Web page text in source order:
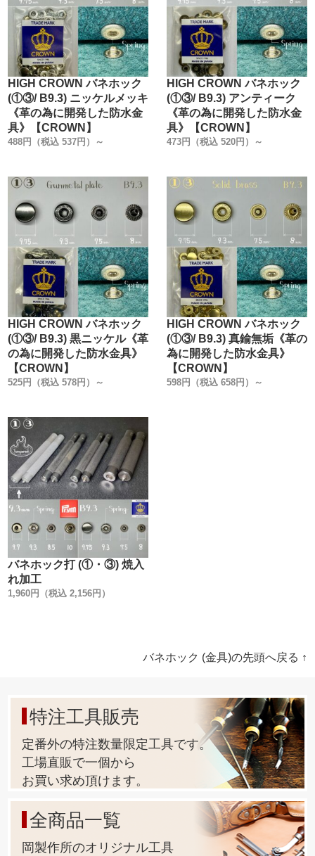
HIGH CROWN バネホック
(①③/ B9.3) ニッケルメッキ
《革の為に開発した防水金
具》【CROWN】
488円（税込 537円）～
HIGH CROWN バネホック
(①③/ B9.3) アンティーク
《革の為に開発した防水金
具》【CROWN】
473円（税込 520円）～
HIGH CROWN バネホック
(①③/ B9.3) 黒ニッケル《革
の為に開発した防水金具》
【CROWN】
525円（税込 578円）～
HIGH CROWN バネホック
(①③/ B9.3) 真鍮無垢《革の
為に開発した防水金具》
【CROWN】
598円（税込 658円）～
バネホック打 (①・③) 焼入
れ加工
1,960円（税込 2,156円）
バネホック (金具)の先頭へ戻る ↑
特注工具販売
定番外の特注数量限定工具です。
工場直販で一個から
お買い求め頂けます。
全商品一覧
岡製作所のオリジナル工具